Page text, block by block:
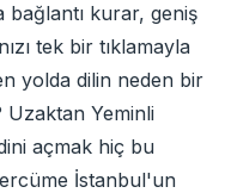
bağlantı kurar, geniş
tek bir tıklamayla
yolda dilin neden bir
Uzaktan Yeminli
açmak hiç bu
İstanbul'un